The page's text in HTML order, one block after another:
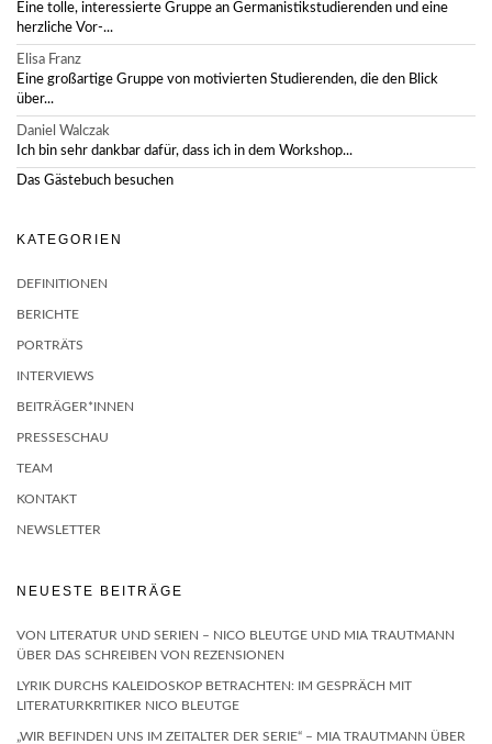
Eine tolle, interessierte Gruppe an Germanistikstudierenden und eine
herzliche Vor-...
Elisa Franz
Eine großartige Gruppe von motivierten Studierenden, die den Blick
über...
Daniel Walczak
Ich bin sehr dankbar dafür, dass ich in dem Workshop...
Das Gästebuch besuchen
KATEGORIEN
DEFINITIONEN
BERICHTE
PORTRÄTS
INTERVIEWS
BEITRÄGER*INNEN
PRESSESCHAU
TEAM
KONTAKT
NEWSLETTER
NEUESTE BEITRÄGE
VON LITERATUR UND SERIEN – NICO BLEUTGE UND MIA TRAUTMANN
ÜBER DAS SCHREIBEN VON REZENSIONEN
LYRIK DURCHS KALEIDOSKOP BETRACHTEN: IM GESPRÄCH MIT
LITERATURKRITIKER NICO BLEUTGE
„WIR BEFINDEN UNS IM ZEITALTER DER SERIE“ – MIA TRAUTMANN ÜBER